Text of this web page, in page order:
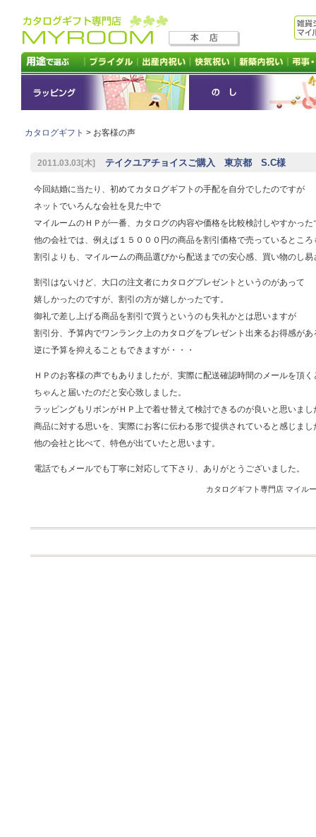
カタログギフト > お客様の声
2011.03.03[木] テイクユアチョイスご購入 東京都 S.C様
今回結婚に当たり、初めてカタログギフトの手配を自分でしたのですが
ネットでいろんな会社を見た中で
マイルームのＨＰが一番、カタログの内容や価格を比較検討しやすかった
他の会社では、例えば１５０００円の商品を割引価格で売っているところ
割引よりも、マイルームの商品選びから配送までの安心感、買い物のし易
割引はないけど、大口の注文者にカタログプレゼントというのがあって
嬉しかったのですが、割引の方が嬉しかったです。
御礼で差し上げる商品を割引で買うというのも失礼かとは思いますが
割引分、予算内でワンランク上のカタログをプレゼント出来るお得感があ
逆に予算を抑えることもできますが・・・
ＨＰのお客様の声でもありましたが、実際に配送確認時間のメールを頂く
ちゃんと届いたのだと安心致しました。
ラッピングもリボンがＨＰ上で着せ替えて検討できるのが良いと思いまし
商品に対する思いを、実際にお客に伝わる形で提供されていると感じまし
他の会社と比べて、特色が出ていたと思います。
電話でもメールでも丁寧に対応して下さり、ありがとうございました。
カタログギフト専門店 マイ